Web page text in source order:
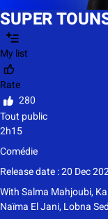
My list
Rate
280
Tout public
2h15
Comédie
Release date : 20 Dec
WithSalma Mahjoubi,
Naïma El Jani, Lobna